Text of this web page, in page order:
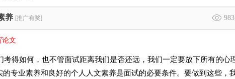
983
养 [推广有奖]
文
得如何，也不管面试距离我们是否还远，我们一定要放下所有的心
专业素养和良好的个人人文素养是面试的必要条件。要做到这些，